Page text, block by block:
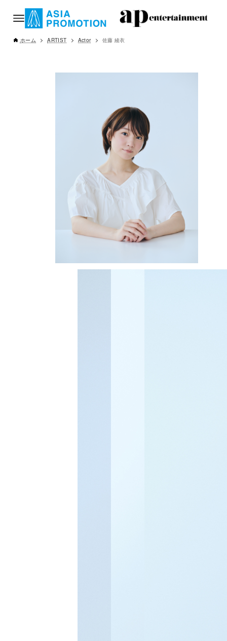
ホーム ARTIST Actor 佐藤 綾衣